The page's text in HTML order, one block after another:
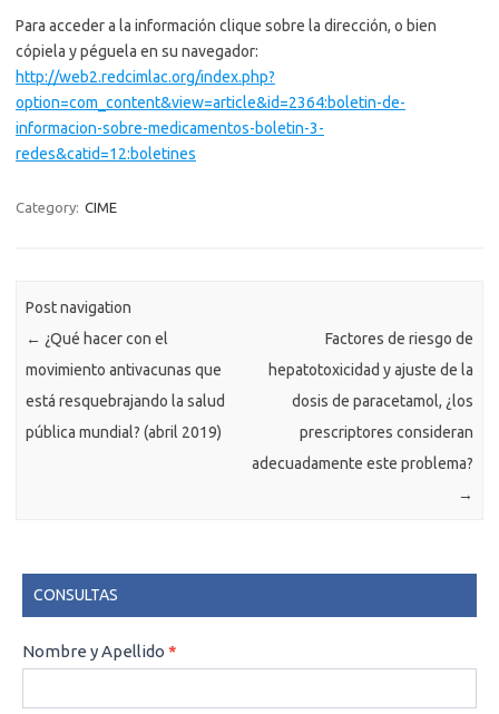
Para acceder a la información clique sobre la dirección, o bien
cópiela y péguela en su navegador:
http://web2.redcimlac.org/index.php?
option=com_content&view=article&id=2364:boletin-de-
informacion-sobre-medicamentos-boletin-3-
redes&catid=12:boletines
Category: CIME
Post navigation
← ¿Qué hacer con el
movimiento antivacunas que
está resquebrajando la salud
pública mundial? (abril 2019)
Factores de riesgo de
hepatotoxicidad y ajuste de la
dosis de paracetamol, ¿los
prescriptores consideran
adecuadamente este problema?
→
CONSULTAS
CONSULTAS
Nombre y Apellido *